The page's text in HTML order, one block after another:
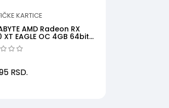
KARTICE
AMD Radeon RX
XT EAGLE OC 4GB 64bit
4GD
RSD.